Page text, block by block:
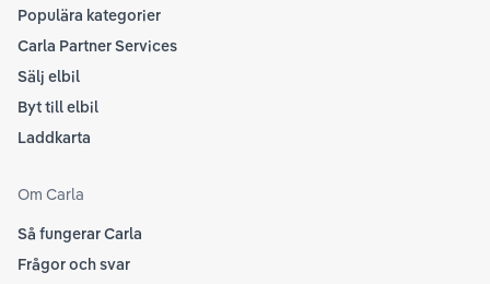
Populära kategorier
Carla Partner Services
Sälj elbil
Byt till elbil
Laddkarta
Om Carla
Så fungerar Carla
Frågor och svar